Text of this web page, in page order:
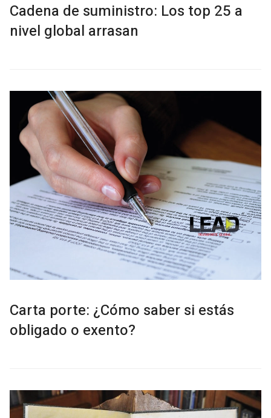
Cadena de suministro: Los top 25 a
nivel global arrasan
Carta porte: ¿Cómo saber si estás
obligado o exento?